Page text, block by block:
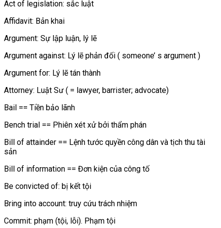
Act of legislation: sắc luật
Affidavit: Bản khai
Argument: Sự lập luận, lý lẽ
Argument against: Lý lẽ phản đối ( someone’ s argument )
Argument for: Lý lẽ tán thành
Attorney: Luật Sư ( = lawyer, barrister; advocate)
Bail == Tiền bảo lãnh
Bench trial == Phiên xét xử bởi thẩm phán
Bill of attainder == Lệnh tước quyền công dân và tịch thu tài
sản
Bill of information == Đơn kiện của công tố
Be convicted of: bị kết tội
Bring into account: truy cứu trách nhiệm
Commit: phạm (tội, lỗi). Phạm tội